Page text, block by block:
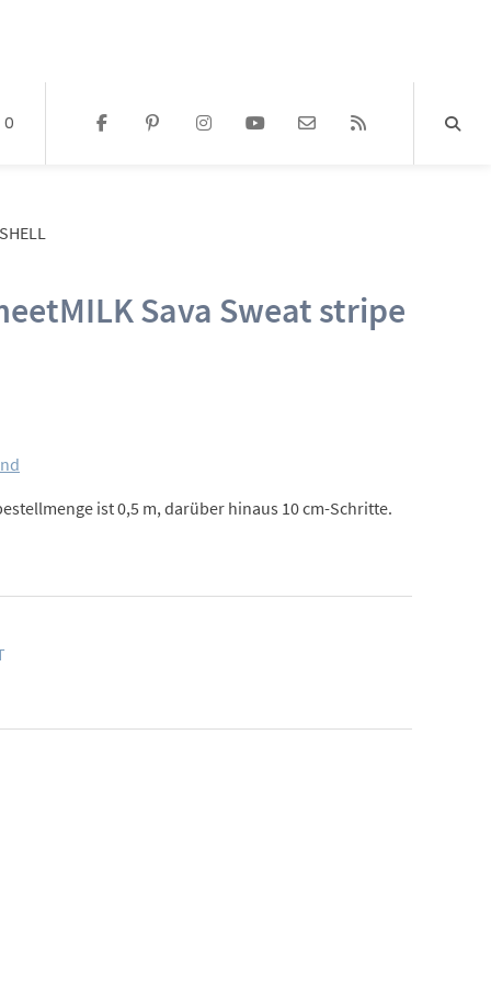
0
Sava Sweat stripe
ist 0,5 m, darüber hinaus 10 cm-Schritte.